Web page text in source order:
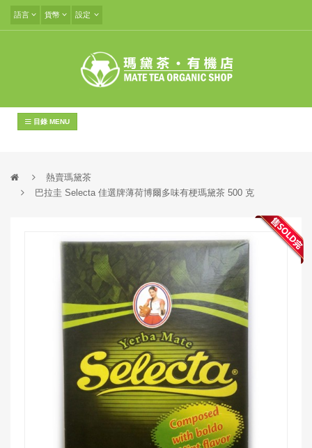
語言 貨幣 設定
目錄 MENU
熱賣瑪黛茶
巴拉圭 Selecta 佳選牌薄荷博爾多味有梗瑪黛茶 500 克